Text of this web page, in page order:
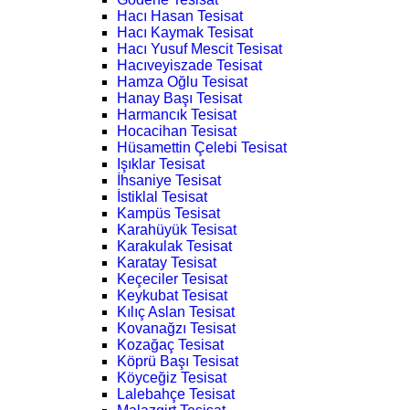
Hacı Hasan Tesisat
Hacı Kaymak Tesisat
Hacı Yusuf Mescit Tesisat
Hacıveyiszade Tesisat
Hamza Oğlu Tesisat
Hanay Başı Tesisat
Harmancık Tesisat
Hocacihan Tesisat
Hüsamettin Çelebi Tesisat
Işıklar Tesisat
İhsaniye Tesisat
İstiklal Tesisat
Kampüs Tesisat
Karahüyük Tesisat
Karakulak Tesisat
Karatay Tesisat
Keçeciler Tesisat
Keykubat Tesisat
Kılıç Aslan Tesisat
Kovanağzı Tesisat
Kozağaç Tesisat
Köprü Başı Tesisat
Köyceğiz Tesisat
Lalebahçe Tesisat